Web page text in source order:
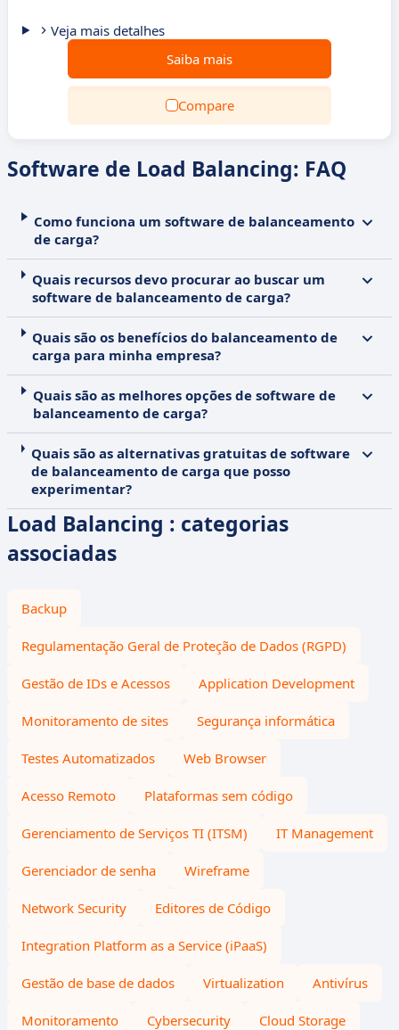
Veja mais detalhes
Saiba mais
Compare
Software de Load Balancing: FAQ
Como funciona um software de balanceamento
de carga?
Quais recursos devo procurar ao buscar um
software de balanceamento de carga?
Quais são os benefícios do balanceamento de
carga para minha empresa?
Quais são as melhores opções de software de
balanceamento de carga?
Quais são as alternativas gratuitas de software
de balanceamento de carga que posso
experimentar?
Load Balancing : categorias
associadas
Backup
Regulamentação Geral de Proteção de Dados (RGPD)
Gestão de IDs e Acessos Application Development
Monitoramento de sites Segurança informática
Testes Automatizados Web Browser
Acesso Remoto Plataformas sem código
Gerenciamento de Serviços TI (ITSM) IT Management
Gerenciador de senha Wireframe
Network Security Editores de Código
Integration Platform as a Service (iPaaS)
Gestão de base de dados Virtualization Antivírus
Monitoramento Cybersecurity Cloud Storage